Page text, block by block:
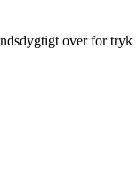
over for tryk